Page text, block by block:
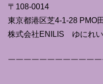
〒108-0014
東京都港区芝4-1-28 PMO
株式会社ENILIS ゆにれ
￣￣￣￣￣￣￣￣￣￣￣